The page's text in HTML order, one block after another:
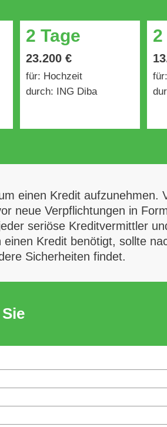
2 Tage
23.200 €
für: Hochzeit
durch: ING Diba
2
einen Kredit
neue Verpflichtungen in
seriöse Kreditvermittler
Kredit benötigt, sollte
Sicherheiten findet.